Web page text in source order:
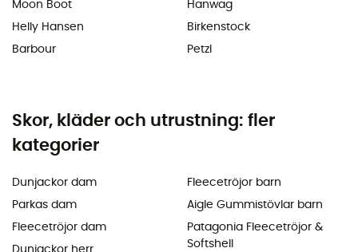
Moon Boot
Helly Hansen
Barbour
Hanwag
Birkenstock
Petzl
Skor, kläder och utrustning: fler
kategorier
Dunjackor dam
Parkas dam
Fleecetröjor dam
Dunjackor herr
Fleecetröjor barn
Aigle Gummistövlar barn
Patagonia Fleecetröjor &
Softshell